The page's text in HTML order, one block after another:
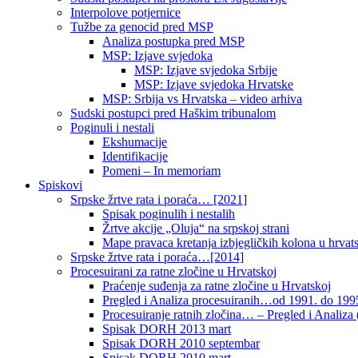
Interpolove potjernice
Tužbe za genocid pred MSP
Analiza postupka pred MSP
MSP: Izjave svjedoka
MSP: Izjave svjedoka Srbije
MSP: Izjave svjedoka Hrvatske
MSP: Srbija vs Hrvatska – video arhiva
Sudski postupci pred Haškim tribunalom
Poginuli i nestali
Ekshumacije
Identifikacije
Pomeni – In memoriam
Spiskovi
Srpske žrtve rata i poraća… [2021]
Spisak poginulih i nestalih
Žrtve akcije „Oluja“ na srpskoj strani
Mape pravaca kretanja izbjegličkih kolona u
Srpske žrtve rata i poraća…[2014]
Procesuirani za ratne zločine u Hrvatskoj
Praćenje suđenja za ratne zločine u Hrvatskoj
Pregled i Analiza procesuiranih…od 1991. do
Procesuiranje ratnih zločina… – Pregled i Analiza
Spisak DORH 2013 mart
Spisak DORH 2010 septembar